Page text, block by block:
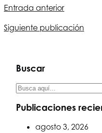
Entrada anterior
Siguiente publicación
Buscar
Publicaciones
agosto 3, 2026